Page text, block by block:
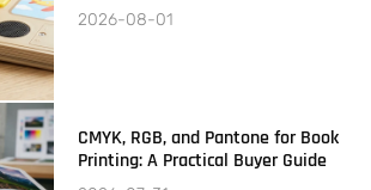
2026-08-01
CMYK, RGB, and Pantone for Book
Printing: A Practical Buyer Guide